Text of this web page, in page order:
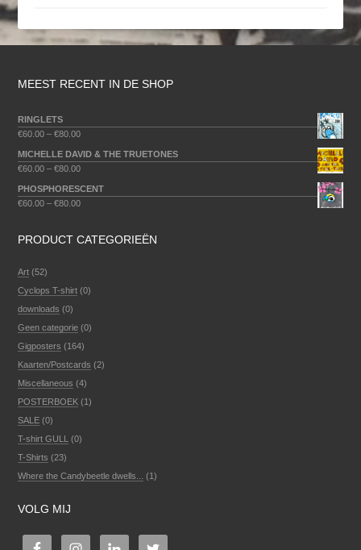
MEEST RECENT IN DE SHOP
RINGLETS
€60.00 –€80.00
MICHELLE DAVID & THE TRUETONES
€60.00 –€80.00
PHOSPHORESCENT
€60.00 –€80.00
PRODUCT CATEGORIEËN
Art (52)
Cyclops T-shirt (0)
downloads (0)
Geen categorie (0)
Gigposters (164)
Kaarten/Postcards (2)
Miscellaneous (4)
POSTERBOEK (1)
SALE (0)
T-shirt GULL
(0)
T-Shirts (23)
Where the Candybeetle dwells...
(1)
VOLG MIJ